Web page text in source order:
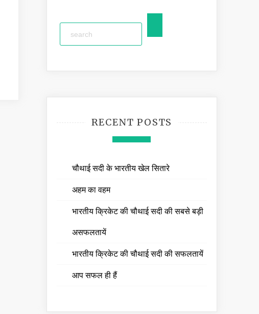
RECENT POSTS
चौथाई सदी के भारतीय खेल सितारे
अहम का वहम
भारतीय क्रिकेट की चौथाई सदी की सबसे बड़ी
असफलतायें
भारतीय क्रिकेट की चौथाई सदी की सफलतायें
आप सफल ही हैं